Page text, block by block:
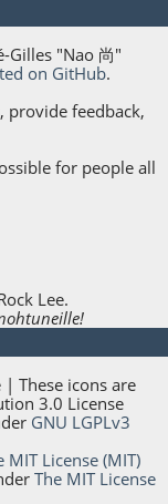
Gilles "Nao 尚"
on GitHub.
provide feedback,
for people all
Lee.
These icons are
3.0 License
GNU LGPLv3
MIT License (MIT)
The MIT License